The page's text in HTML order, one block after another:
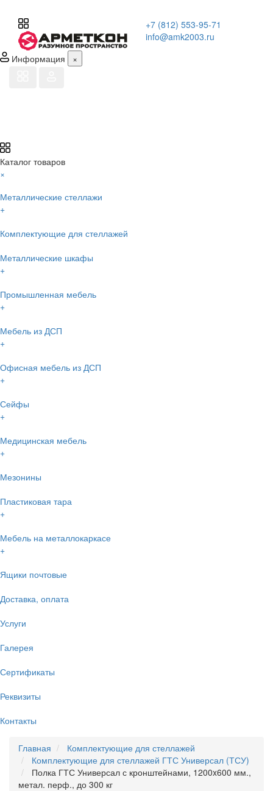
+7 (812) 553-95-71
info@amk2003.ru
Информация
×
Каталог товаров
×
Металлические стеллажи
+
Комплектующие для стеллажей
Металлические шкафы
+
Промышленная мебель
+
Мебель из ДСП
+
Офисная мебель из ДСП
+
Сейфы
+
Медицинская мебель
+
Мезонины
Пластиковая тара
+
Мебель на металлокаркасе
+
Ящики почтовые
Доставка, оплата
Услуги
Галерея
Сертификаты
Реквизиты
Контакты
Главная
Комплектующие для стеллажей
Комплектующие для стеллажей ГТС Универсал (ТСУ)
Полка ГТС Универсал с кронштейнами, 1200x600 мм.,
метал. перф., до 300 кг